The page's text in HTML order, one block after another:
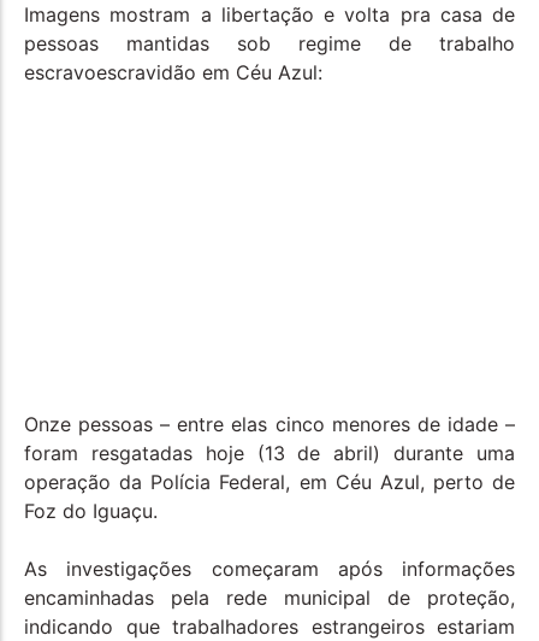
Imagens mostram a libertação e volta pra casa de
pessoas mantidas sob regime de trabalho
escravoescravidão em Céu Azul:
Onze pessoas – entre elas cinco menores de idade –
foram resgatadas hoje (13 de abril) durante uma
operação da Polícia Federal, em Céu Azul, perto de
Foz do Iguaçu.
As investigações começaram após informações
encaminhadas pela rede municipal de proteção,
indicando que trabalhadores estrangeiros estariam